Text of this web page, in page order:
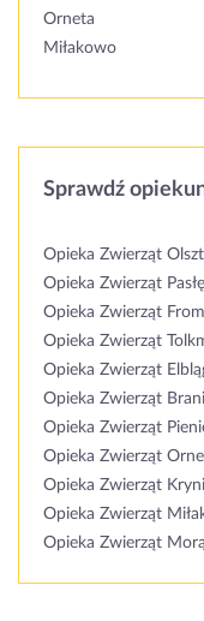
Orneta
Miłakowo
Sprawdź
Opieka Zwierząt
Opieka Zwierząt
Opieka Zwierząt
Opieka Zwierząt
Opieka Zwierząt
Opieka Zwierząt
Opieka Zwierząt
Opieka Zwierząt
Opieka Zwierząt
Opieka Zwierząt
Opieka Zwierząt